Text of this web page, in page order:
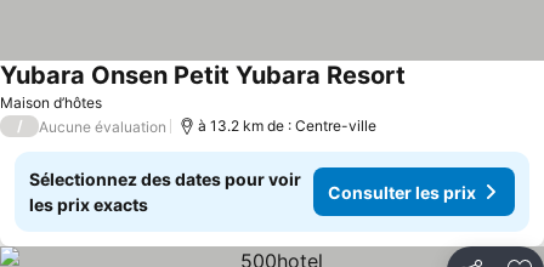
Maison d’hôtes
Yubara Onsen Petit Yubara Resort
/ Aucune évaluation à 13.2 km de : Centre-ville
Sélectionnez des dates pour voir
les prix exacts
Consulter les prix